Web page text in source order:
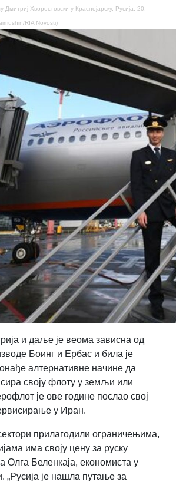
Хворостовски у Краснојарску, Русија, 20.
RIA Novosti)
и даље је веома зависна од
Боинг и Ербас и била је
алтернативне начине да
своју флоту у земљи или
је ове године послао свој
у Иран.
прилагодили ограничењима,
има своју цену за руску
Олга Беленкаја, економиста у
„Русија је нашла путање за